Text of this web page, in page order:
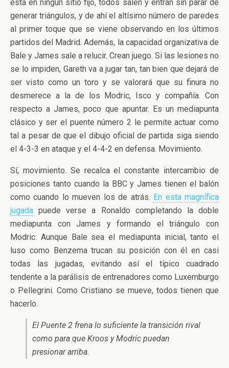
está en ningún sitio fijo, todos salen y entran sin parar de
generar triángulos, y de ahí el altísimo número de paredes
al primer toque que se viene observando en los últimos
partidos del Madrid. Además, la capacidad organizativa de
Bale y James sale a relucir. Crean juego. Si las lesiones no
se lo impiden, Gareth va a jugar tan, tan bien que dejará de
ser visto como un toro y se valorará que su finura no
desmerece a la de los Modric, Isco y compañía. Con
respecto a James, poco que apuntar. Es un mediapunta
clásico y ser el puente número 2 le permite actuar como
tal a pesar de que el dibujo oficial de partida siga siendo
el 4-3-3 en ataque y el 4-4-2 en defensa. Movimiento.
Sí, movimiento. Se recalca el constante intercambio de
posiciones tanto cuando la BBC y James tienen el balón
como cuando lo mueven los de atrás. En esta magnífica
jugada puede verse a Ronaldo completando la doble
mediapunta con James y formando el triángulo con
Modric. Aunque Bale sea el mediapunta inicial, tanto el
luso como Benzema trucan su posición con él en casi
todas las jugadas, evitando así el típico cuadrado
tendente a la parálisis de entrenadores como Luxemburgo
o Pellegrini. Como Cristiano se mueve, todos tienen que
hacerlo.
El Puente 2 frena lo suficiente la transición rival
como para que Kroos y Modric puedan
presionar arriba.